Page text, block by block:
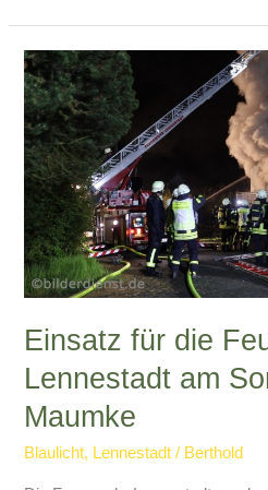
Bahnübergang
Einsatz für die
Lennestadt am
Maumke
Blaulicht, Lennestadt / Berthold